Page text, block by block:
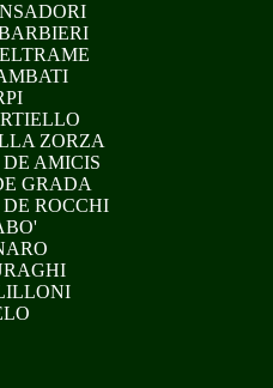
ZORZA
DE AMICIS
GRADA
DE ROCCHI